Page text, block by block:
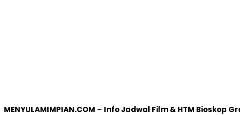
MENYULAMIMPIAN.COM – Info Jadwal Film & HTM Bioskop